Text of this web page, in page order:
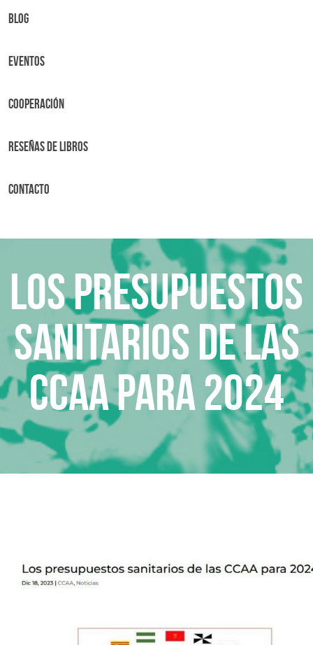
BLOG
Eventos
Cooperación
Reseñas de libros
Contacto
Los presupuestos
sanitarios de las
CCAA para 2024